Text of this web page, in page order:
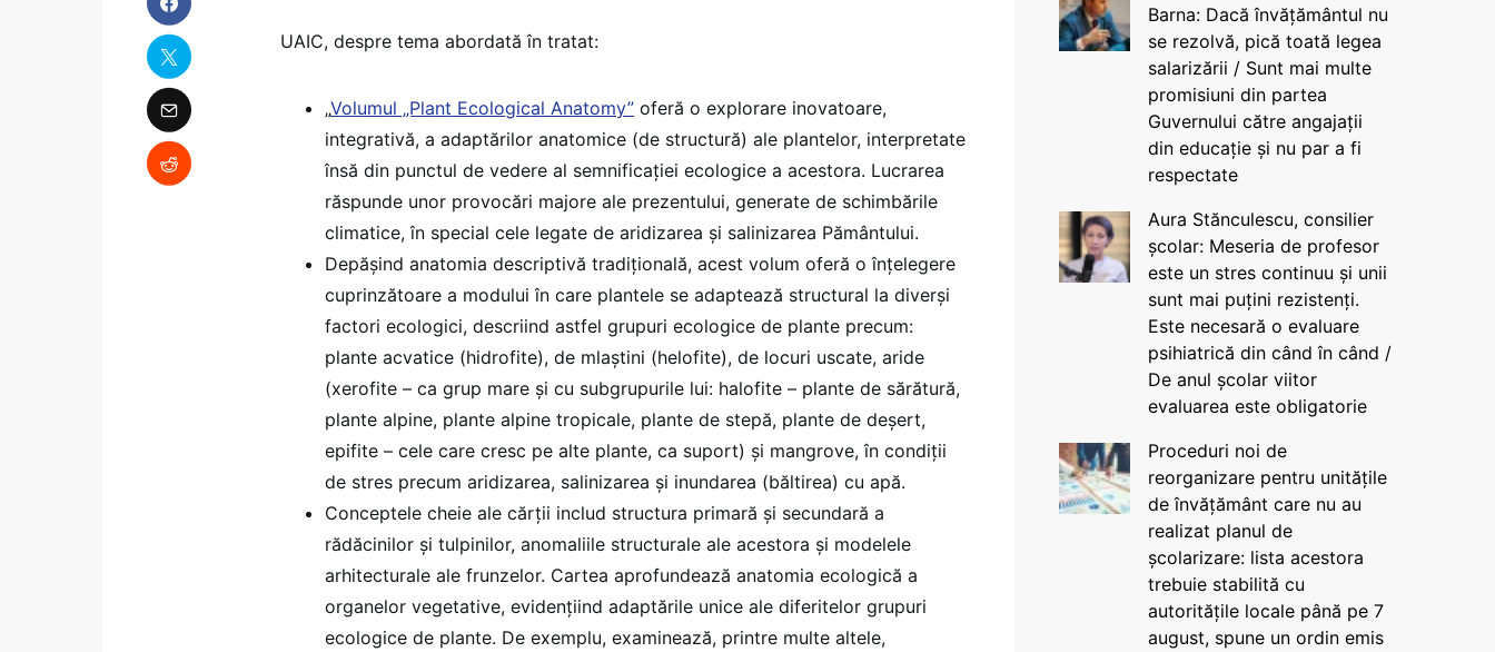
UAIC, despre tema abordată în tratat:
„Volumul „Plant Ecological Anatomy” oferă o explorare inovatoare,
integrativă, a adaptărilor anatomice (de structură) ale plantelor, interpretate
însă din punctul de vedere al semnificației ecologice a acestora. Lucrarea
răspunde unor provocări majore ale prezentului, generate de schimbările
climatice, în special cele legate de aridizarea și salinizarea Pământului.
Depășind anatomia descriptivă tradițională, acest volum oferă o înțelegere
cuprinzătoare a modului în care plantele se adaptează structural la diverși
factori ecologici, descriind astfel grupuri ecologice de plante precum:
plante acvatice (hidrofite), de mlaștini (helofite), de locuri uscate, aride
(xerofite – ca grup mare și cu subgrupurile lui: halofite – plante de sărătură,
plante alpine, plante alpine tropicale, plante de stepă, plante de deșert,
epifite – cele care cresc pe alte plante, ca suport) și mangrove, în condiții
de stres precum aridizarea, salinizarea și inundarea (băltirea) cu apă.
Conceptele cheie ale cărții includ structura primară și secundară a
rădăcinilor și tulpinilor, anomaliile structurale ale acestora și modelele
arhitecturale ale frunzelor. Cartea aprofundează anatomia ecologică a
organelor vegetative, evidențiind adaptările unice ale diferitelor grupuri
ecologice de plante. De exemplu, examinează, printre multe altele,
Barna: Dacă învățământul nu
se rezolvă, pică toată legea
salarizării / Sunt mai multe
promisiuni din partea
Guvernului către angajații
din educație și nu par a fi
respectate
Aura Stănculescu, consilier
școlar: Meseria de profesor
este un stres continuu și unii
sunt mai puțini rezistenți.
Este necesară o evaluare
psihiatrică din când în când /
De anul școlar viitor
evaluarea este obligatorie
Proceduri noi de
reorganizare pentru unitățile
de învățământ care nu au
realizat planul de
școlarizare: lista acestora
trebuie stabilită cu
autoritățile locale până pe 7
august, spune un ordin emis